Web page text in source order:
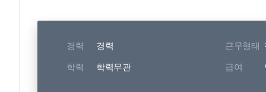
경력 경력 근무형태
학력 학력무관 급여